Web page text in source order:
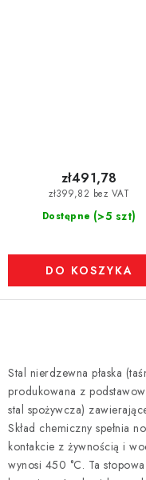
Dostępne (>5 szt)
zł399,82 bez VAT
zł491,78
DO KOSZYKA
o
n
t
r
o
l
Stal nierdzewna płaska
produkowana z
stal spożywcza)
Skład chemiczny spełnia
kontakcie z żywnością i
wynosi 450 °C. Ta